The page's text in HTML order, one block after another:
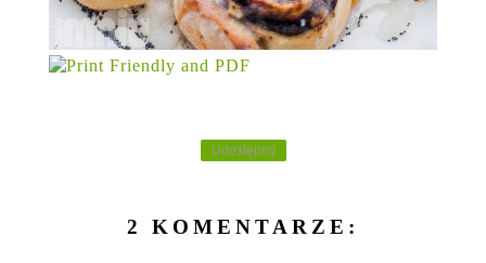
Udostępnij
2 KOMENTARZE: